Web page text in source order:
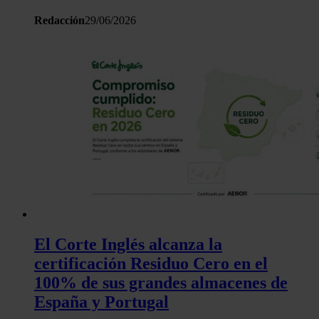
Redacción29/06/2026
El Corte Inglés alcanza la
certificación Residuo Cero en el
100% de sus grandes almacenes de
España y Portugal